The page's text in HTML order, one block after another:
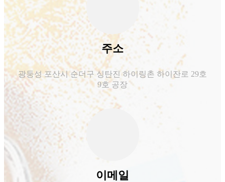
주소
광둥성 포산시 순더구 싱탄진 하이링촌 하이잔로 29호
9호 공장
이메일